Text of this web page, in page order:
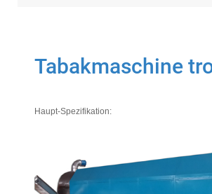
Tabakmaschine
Haupt-Spezifikation: